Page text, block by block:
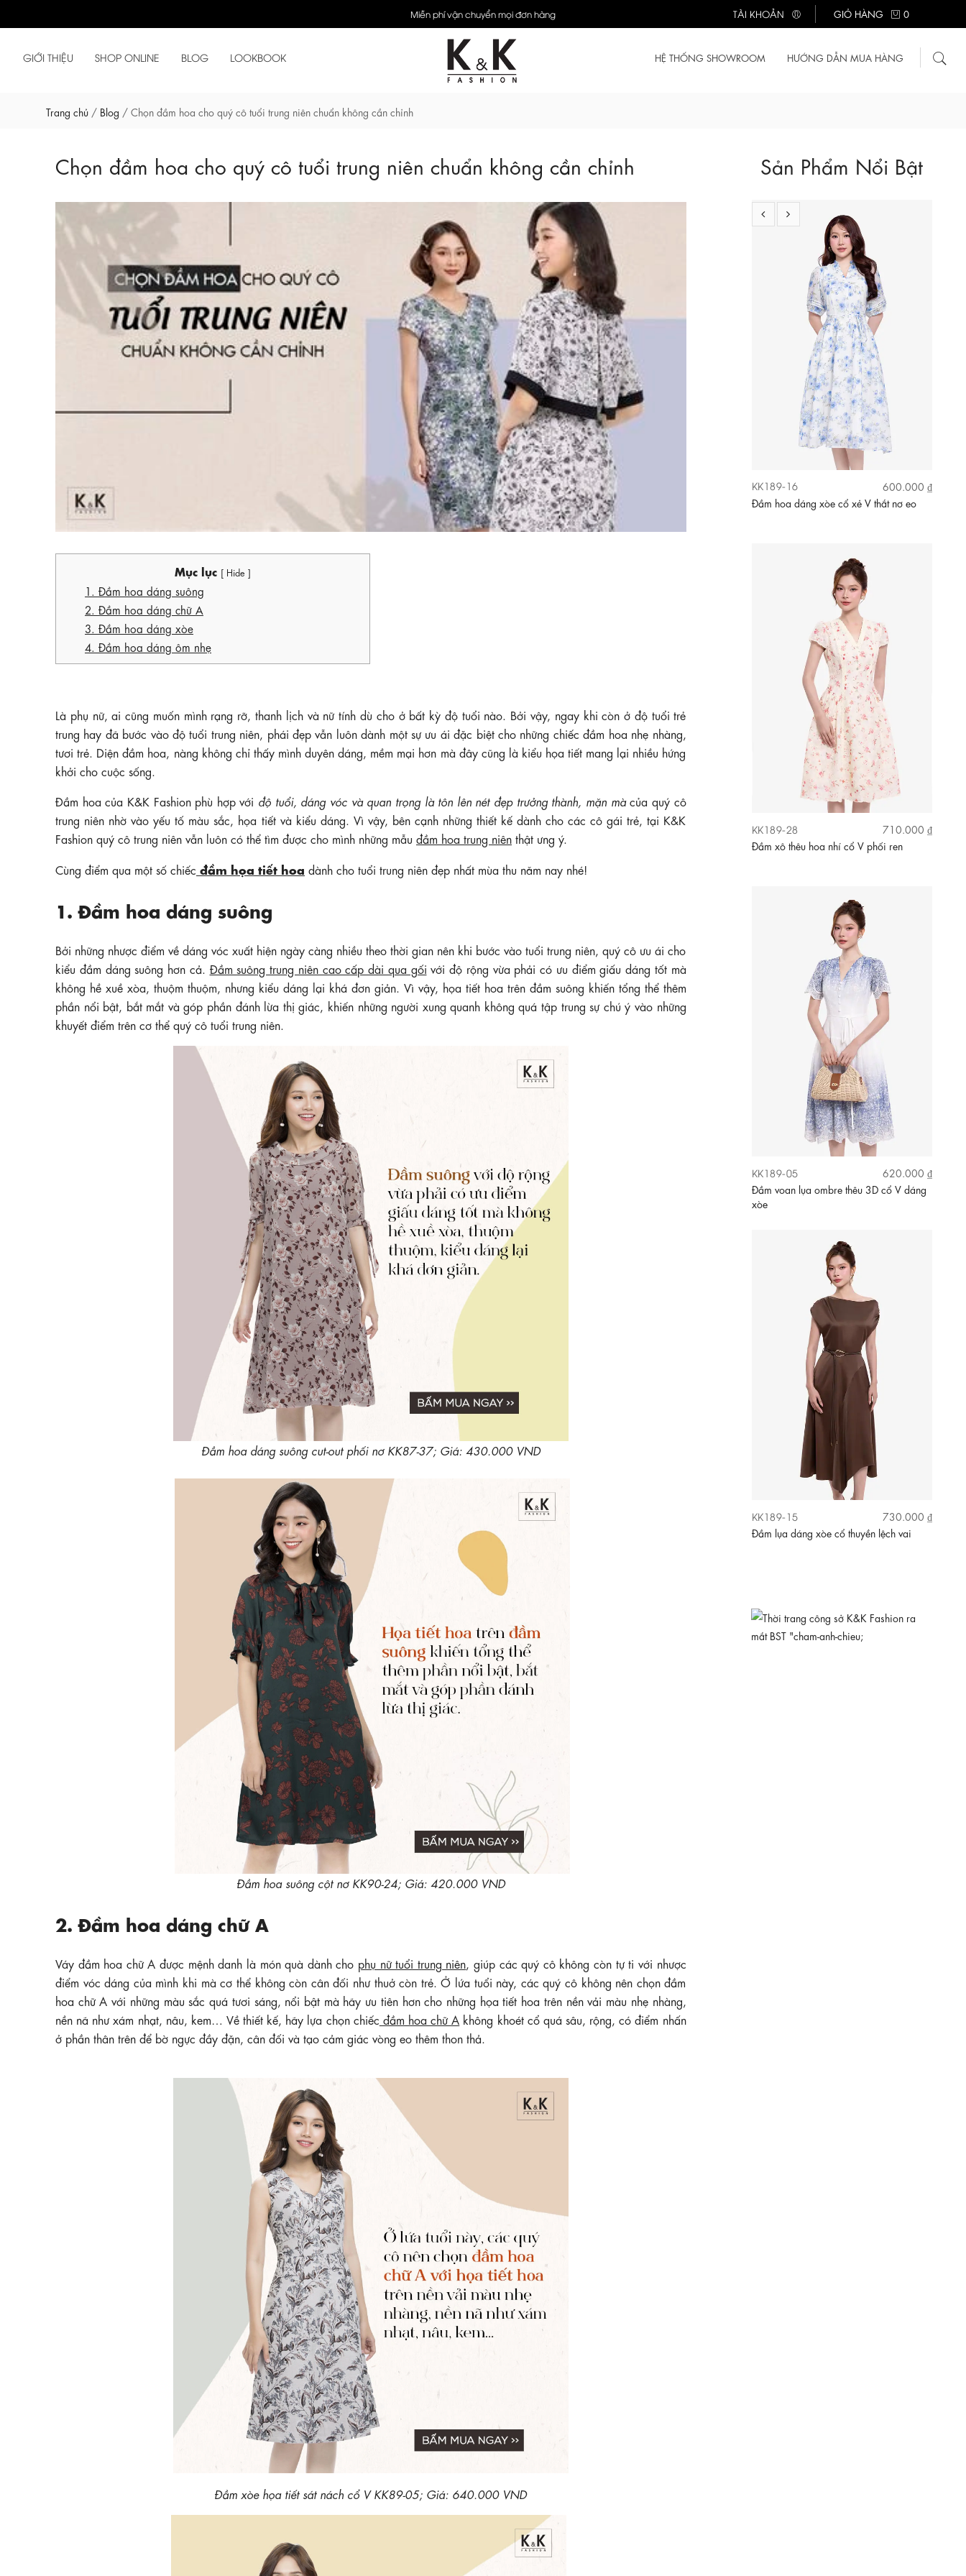
Miễn phí vận chuyển mọi đơn hàng TÀI KHOẢN GIỎ HÀNG 0
GIỚI THIỆU SHOP ONLINE BLOG LOOKBOOK HỆ THỐNG SHOWROOM HƯỚNG DẪN MUA HÀNG
Trang chủ / Blog / Chọn đầm hoa cho quý cô tuổi trung niên chuẩn không cần chỉnh
Chọn đầm hoa cho quý cô tuổi trung niên chuẩn không cần chỉnh
Mục lục [ Hide ]
1. Đầm hoa dáng suông
2. Đầm hoa dáng chữ A
3. Đầm hoa dáng xòe
4. Đầm hoa dáng ôm nhẹ
Là phụ nữ, ai cũng muốn mình rạng rỡ, thanh lịch và nữ tính dù cho ở bất kỳ độ tuổi nào. Bởi vậy, ngay khi còn ở độ tuổi trẻ
trung hay đã bước vào độ tuổi trung niên, phái đẹp vẫn luôn dành một sự ưu ái đặc biệt cho những chiếc đầm hoa nhẹ nhàng,
tươi trẻ. Diện đầm hoa, nàng không chỉ thấy mình duyên dáng, mềm mại hơn mà đây cũng là kiểu họa tiết mang lại nhiều hứng
khởi cho cuộc sống.
Đầm hoa của K&K Fashion phù hợp với độ tuổi, dáng vóc và quan trọng là tôn lên nét đẹp trưởng thành, mặn màcủa quý cô
trung niên nhờ vào yếu tố màu sắc, họa tiết và kiểu dáng. Vì vậy, bên cạnh những thiết kế dành cho các cô gái trẻ, tại K&K
Fashion quý cô trung niên vẫn luôn có thể tìm được cho mình những mẫu đầm hoa trung niên thật ưng ý.
Cùng điểm qua một số chiếc đầm họa tiết hoa dành cho tuổi trung niên đẹp nhất mùa thu năm nay nhé!
1. Đầm hoa dáng suông
Bởi những nhược điểm về dáng vóc xuất hiện ngày càng nhiều theo thời gian nên khi bước vào tuổi trung niên, quý cô ưu ái cho
kiểu đầm dáng suông hơn cả. Đầm suông trung niên cao cấp dài qua gối với độ rộng vừa phải có ưu điểm giấu dáng tốt mà
không hề xuề xòa, thuộm thuộm, nhưng kiểu dáng lại khá đơn giản. Vì vậy, họa tiết hoa trên đầm suông khiến tổng thể thêm
phần nổi bật, bắt mắt và góp phần đánh lừa thị giác, khiến những người xung quanh không quá tập trung sự chú ý vào những
khuyết điểm trên cơ thể quý cô tuổi trung niên.
Đầm hoa dáng suông cut-out phối nơ KK87-37; Giá: 430.000 VND
Đầm hoa suông cột nơ KK90-24; Giá: 420.000 VND
2. Đầm hoa dáng chữ A
Váy đầm hoa chữ A được mệnh danh là món quà dành cho phụ nữ tuổi trung niên , giúp các quý cô không còn tự ti với nhược
điểm vóc dáng của mình khi mà cơ thể không còn cân đối như thuở còn trẻ. Ở lứa tuổi này, các quý cô không nên chọn đầm
hoa chữ A với những màu sắc quá tươi sáng, nổi bật mà hãy ưu tiên hơn cho những họa tiết hoa trên nền vải màu nhẹ nhàng,
nền nã như xám nhạt, nâu, kem… Về thiết kế, hãy lựa chọn chiếc đầm hoa chữ A không khoét cổ quá sâu, rộng, có điểm nhấn
ở phần thân trên để bờ ngực đầy đặn, cân đối và tạo cảm giác vòng eo thêm thon thả.
Đầm xòe họa tiết sát nách cổ V KK89-05; Giá: 640.000 VND
Sản Phẩm Nổi Bật
Đầm trắng họa tiết hoa dáng chữ A
KK189-16
600.000 ₫
Đầm hoa dáng xòe cổ xẻ V thắt nơ eo
KK189-28
710.000 ₫
Đầm xô thêu hoa nhí cổ V phối ren
KK189-05
620.000 ₫
Đầm voan lụa ombre thêu 3D cổ V dáng
xòe
KK189-15
730.000 ₫
Đầm lụa dáng xòe cổ thuyền lệch vai